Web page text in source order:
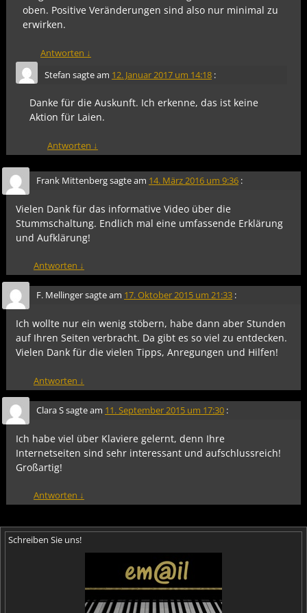
oben. Positive Veränderungen sind also nur minimal zu
erwirken.
Antworten ↓
Stefan sagte am 12. Januar 2017 um 14:18 :
Danke für die Auskunft. Ich erkenne, das ist keine
Aktion für Laien.
Antworten ↓
Frank Mittenbergsagte am 14. März 2016 um 9:36 :
Vielen Dank für das informative Video über die
Stummschaltung. Endlich mal eine umfassende Erklärung
und Aufklärung!
Antworten ↓
F. Mellingersagte am 17. Oktober 2015 um 21:33 :
Ich wollte nur ein wenig stöbern, habe dann aber Stunden
auf Ihren Seiten verbracht. Da gibt es so viel zu entdecken.
Vielen Dank für die vielen Tipps, Anregungen und Hilfen!
Antworten ↓
Clara Ssagte am 11. September 2015 um 17:30 :
Ich habe viel über Klaviere gelernt, denn Ihre
Internetseiten sind sehr interessant und aufschlussreich!
Großartig!
Antworten ↓
Schreiben Sie uns!